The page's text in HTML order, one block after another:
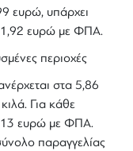
ευρώ, υπάρχει
1,92 ευρώ με ΦΠΑ.
περιοχές
στα 5,86
Για κάθε
ευρώ με ΦΠΑ.
παραγγελίας